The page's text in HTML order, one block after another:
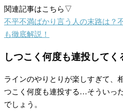
関連記事はこちら▽
不平不満ばかり言う人の末路は？
も徹底解説！
しつこく何度も連投してく
ラインのやりとりが楽しすぎて、
つこく何度も連投する…そういっ
でしょう。